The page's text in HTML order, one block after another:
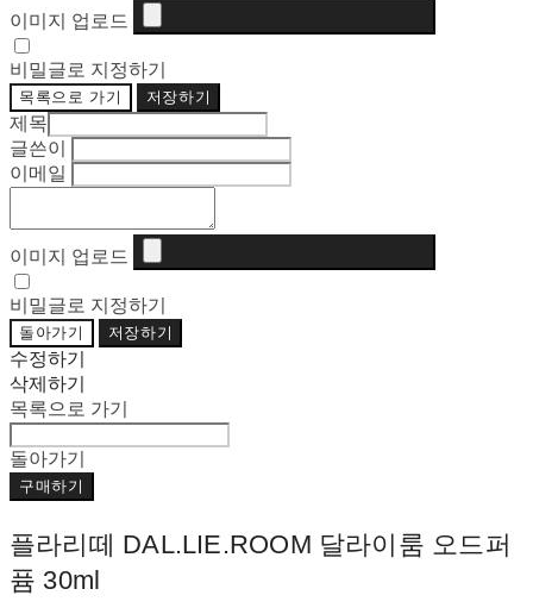
이미지 업로드
비밀글로 지정하기
목록으로 가기 저장하기
제목
글쓴이
이메일
이미지 업로드
비밀글로 지정하기
돌아가기 저장하기
수정하기
삭제하기
목록으로 가기
돌아가기
구매하기
플라리떼 DAL.LIE.ROOM 달라이룸 오드퍼
퓸 30ml